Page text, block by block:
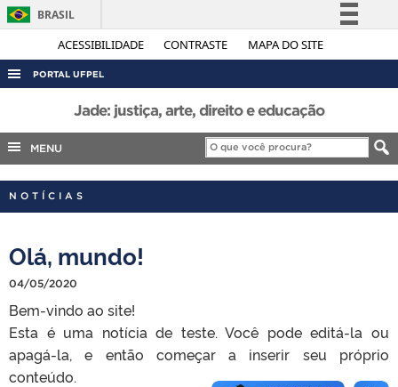
ACESSIBILIDADE CONTRASTE MAPA DO SITE
BRASIL
Simplifique!
Acesso à informação
Legislação
PORTAL UFPEL
ACESSO À INFORMAÇÃO
AUDITORIA
COBALTO
CONCURSOS
INTERNACIONAL
OUVIDORIA
PORTARIAS
Jade: justiça, arte, direito e educação
MENU
NOTÍCIAS
Olá, mundo!
04/05/2020
Bem-vindo ao site!
Esta é uma notícia de teste. Você pode editá-la ou
apagá-la, e então começar a inserir seu próprio
conteúdo.